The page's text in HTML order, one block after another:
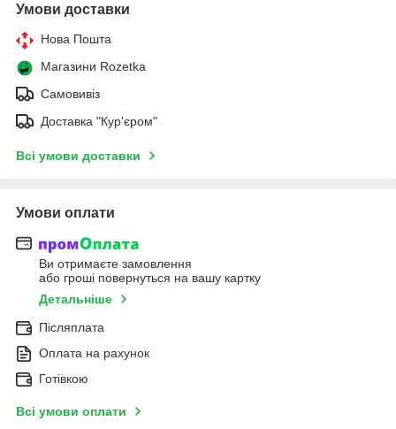
Умови доставки
Нова Пошта
Магазини Rozetka
Самовивіз
Доставка "Кур'єром"
Всі умови доставки
Умови оплати
Ви отримаєте замовлення
або гроші повернуться на вашу картку
Детальніше
Післяплата
Оплата на рахунок
Готівкою
Всі умови оплати